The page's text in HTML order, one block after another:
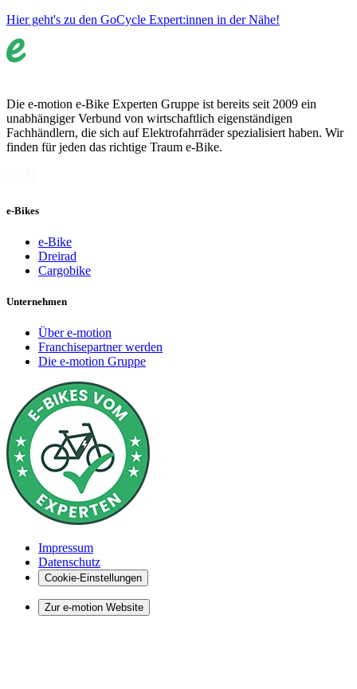
Hier geht's zu den GoCycle Expert:innen in der Nähe!
Die e-motion e-Bike Experten Gruppe ist bereits seit 2009 ein
unabhängiger Verbund von wirtschaftlich eigenständigen
Fachhändlern, die sich auf Elektrofahrräder spezialisiert haben. Wir
finden für jeden das richtige Traum e-Bike.
e-Bikes
e-Bike
Dreirad
Cargobike
Unternehmen
Über e-motion
Franchisepartner werden
Die e-motion Gruppe
Impressum
Datenschutz
Cookie-Einstellungen
Zur e-motion Website